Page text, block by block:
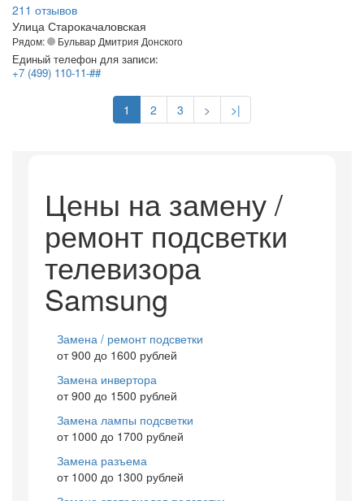
211 отзывов
Улица Старокачаловская
Рядом: Бульвар Дмитрия Донского
Единый телефон для записи:
+7 (499) 110-11-##
1 2 3 > >|
Цены на замену /
ремонт подсветки
телевизора
Samsung
Замена / ремонт подсветки
от 900 до 1600 рублей
Замена инвертора
от 900 до 1500 рублей
Замена лампы подсветки
от 1000 до 1700 рублей
Замена разъема
от 1000 до 1300 рублей